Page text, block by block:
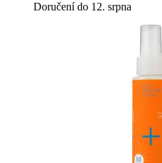
Doručení do 12. srpna